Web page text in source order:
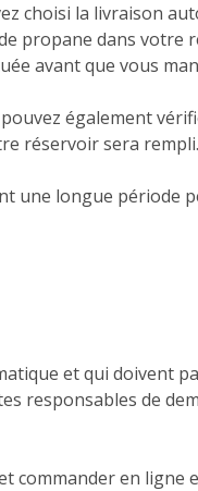
choisi la livraison
propane dans votre
avant que vous
également
réservoir sera rempli.
une longue période
et qui doivent
responsables de
commander en ligne